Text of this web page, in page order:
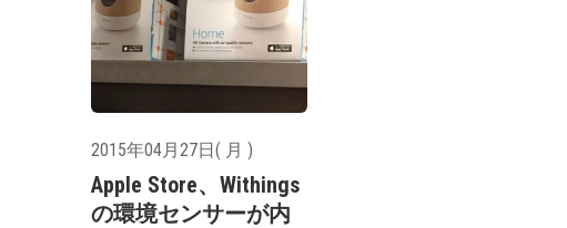
2015年04月27日( 月 )
Apple Store、Withings
の環境センサーが内